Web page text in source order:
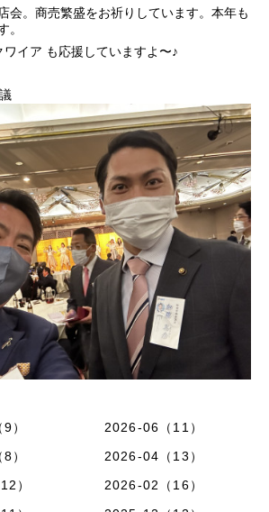
会。商売繁盛をお祈りしています。本年も
。
イア も応援していますよ〜♪
）
2026-06（11）
）
2026-04（13）
）
2026-02（16）